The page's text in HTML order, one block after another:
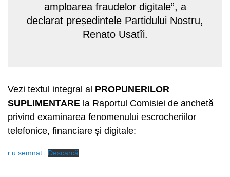
amploarea fraudelor digitale”, a
declarat președintele Partidului Nostru,
Renato Usatîi.
Vezi textul integral al PROPUNERILOR
SUPLIMENTARE la Raportul Comisiei de anchetă
privind examinarea fenomenului escrocheriilor
telefonice, financiare și digitale:
r.u.semnat Descarcă